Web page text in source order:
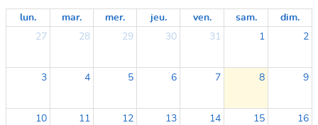
lun. mar. mer. jeu. ven. sam.
dim.
27
28 29 30 31 1 2
3 4 5 6 7 8 9
10 11 12 13 14 15 16